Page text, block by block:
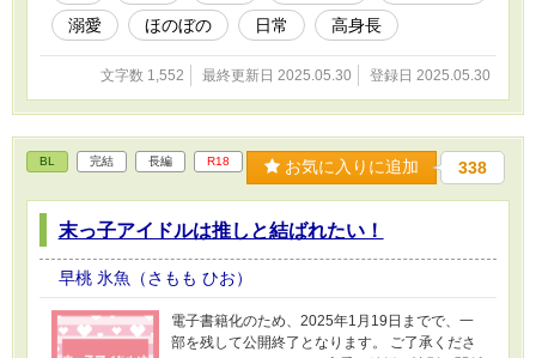
溺愛
ほのぼの 日常 高身長
文字数 1,552 最終更新日 2025.05.30 登録日 2025.05.30
BL 完結 長編 R18 お気に入りに追加 338
末っ子アイドルは推しと結ばれたい！
早桃 氷魚（さもも ひお）
電子書籍化のため、2025年1月19日までで、一
部を残して公開終了となります。 ご了承くださ